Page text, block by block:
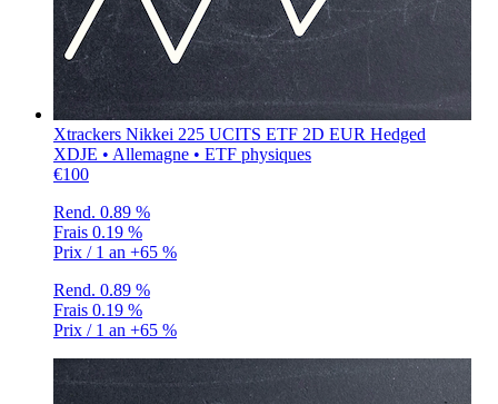
Xtrackers Nikkei 225 UCITS ETF 2D EUR Hedged
XDJE • Allemagne • ETF physiques
€100
Rend. 0.89 %
Frais 0.19 %
Prix / 1 an +65 %
Rend. 0.89 %
Frais 0.19 %
Prix / 1 an +65 %